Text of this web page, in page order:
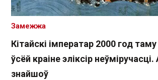
Кітайскі імператар 2000 год
ўсёй краіне эліксір
знайшоў
Замежжа